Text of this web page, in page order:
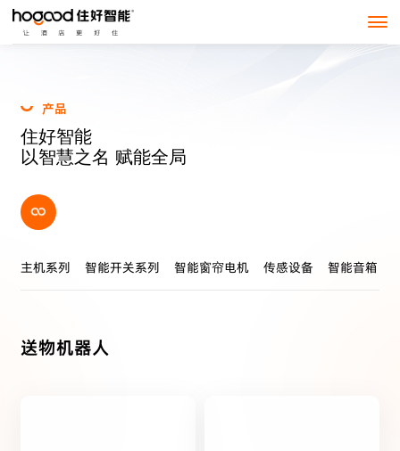
产品
住好智能
以智慧之名 赋能全局
主机系列 智能开关系列 智能窗帘电机 传感设备 智能音箱
送物机器人